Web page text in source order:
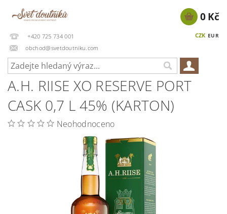
+420 725 734 001
obchod@svetdoutniku.com
CZK EUR
0 Kč
A.H. RIISE XO RESERVE PORT
CASK 0,7 L 45% (KARTON)
Neohodnoceno